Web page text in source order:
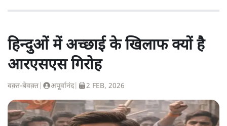
हिन्दुओं में अच्छाई के खिलाफ क्यों है
आरएसएस गिरोह
वक़्त-बेवक़्त अपूर्वानंद| 2 FEB, 2026